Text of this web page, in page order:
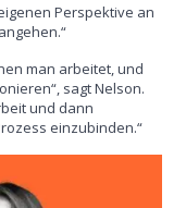
Perspektive an
man arbeitet, und
sagt Nelson.
und dann
einzubinden.“